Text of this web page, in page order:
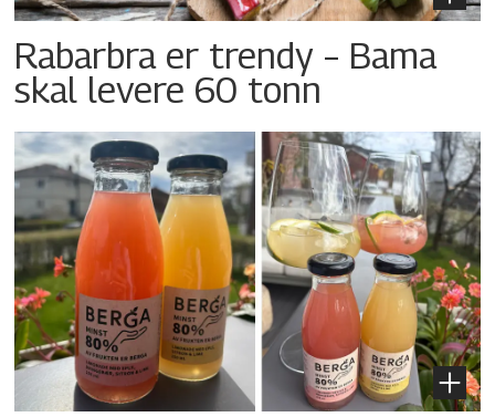
Rabarbra er trendy – Bama
skal levere 60 tonn